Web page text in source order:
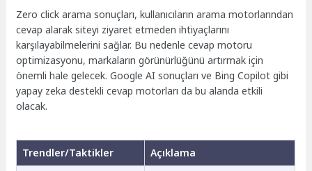
Zero click arama sonuçları, kullanıcıların arama motorlarından
cevap alarak siteyi ziyaret etmeden ihtiyaçlarını
karşılayabilmelerini sağlar. Bu nedenle cevap motoru
optimizasyonu, markaların görünürlüğünü artırmak için
önemli hale gelecek. Google AI sonuçları ve Bing Copilot gibi
yapay zeka destekli cevap motorları da bu alanda etkili
olacak.
Trendler/Taktikler Açıklama